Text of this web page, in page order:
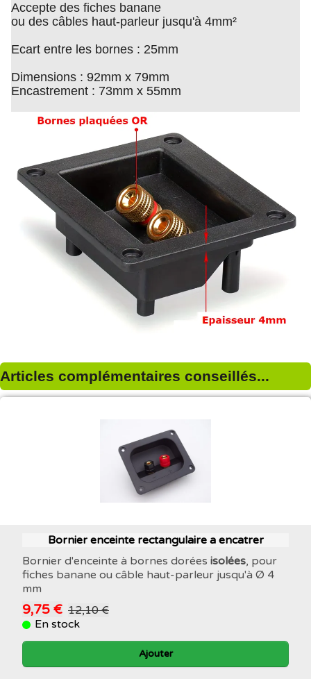
Accepte des fiches banane
ou des câbles haut-parleur jusqu'à 4mm²
Ecart entre les bornes : 25mm
Dimensions : 92mm x 79mm
Encastrement : 73mm x 55mm
Articles complémentaires conseillés...
Bornier enceinte rectangulaire a encatrer
Bornier d'enceinte à bornes dorées isolées, pour
fiches banane ou câble haut-parleur jusqu'à Ø 4
mm
9,75 € 12,10 €
En stock
Ajouter